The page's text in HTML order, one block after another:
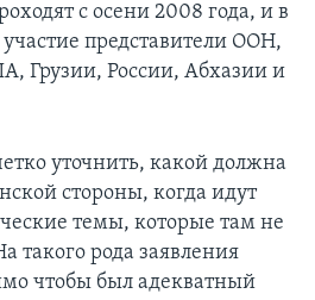
с осени 2008 года, и в
представители ООН,
Грузии, России, Абхазии и
уточнить, какой должна
стороны, когда идут
темы, которые там не
такого рода заявления
чтобы был адекватный